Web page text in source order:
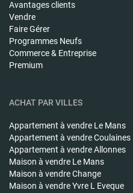
Avantages clients
Vendre
Faire Gérer
Programmes Neufs
Commerce & Entreprise
Premium
ACHAT PAR VILLES
Appartement à vendre Le Mans
Appartement à vendreCoulaines
Appartement à vendreAllonnes
Maison à vendre Le Mans
Maison à vendreChange
Maison à vendreYvre L Eveque